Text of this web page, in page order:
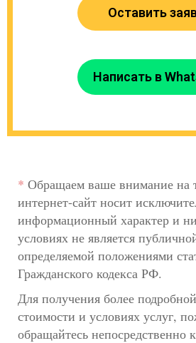
Оставить
Написать в
* Обращаем ваше внимание на
интернет-сайт носит
информационный характер и
условиях не является
определяемой положениями
Гражданского кодекса РФ.
Для получения более
стоимости и условиях услуг,
обращайтесь непосредственно